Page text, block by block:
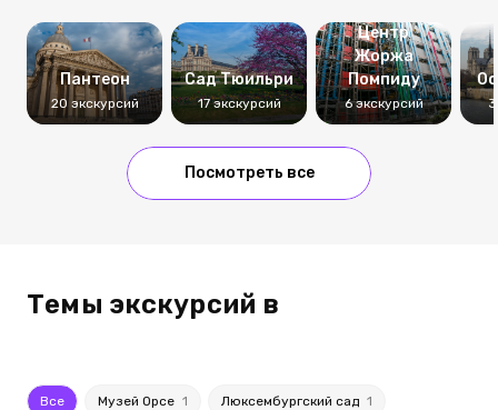
Пантеон
20 экскурсий
Сад Тюильри
17 экскурсий
Центр
Жоржа
Помпиду
6 экскурсий 3
Посмотреть все
Темы экскурсий в
Все Музей Орсе 1 Люксембургский сад 1